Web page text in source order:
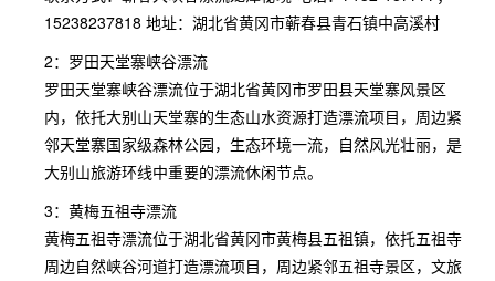
15238237818 地址：湖北省黄冈市蕲春县青石镇中高溪村
2：罗田天堂寨峡谷漂流
罗田天堂寨峡谷漂流位于湖北省黄冈市罗田县天堂寨风景区
内，依托大别山天堂寨的生态山水资源打造漂流项目，周边紧
邻天堂寨国家级森林公园，生态环境一流，自然风光壮丽，是
大别山旅游环线中重要的漂流休闲节点。
3：黄梅五祖寺漂流
黄梅五祖寺漂流位于湖北省黄冈市黄梅县五祖镇，依托五祖寺
周边自然峡谷河道打造漂流项目，周边紧邻五祖寺景区，文旅